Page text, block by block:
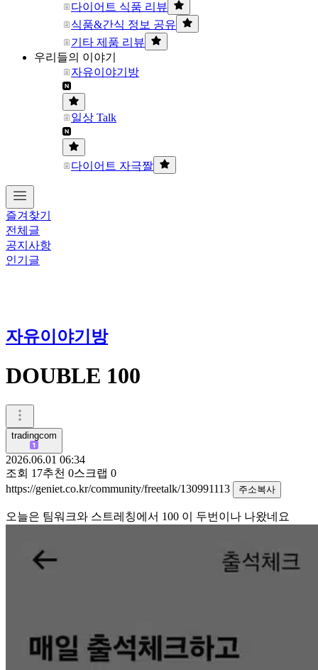
다이어트 식품 리뷰
식품&간식 정보 공유
기타 제품 리뷰
우리들의 이야기
자유이야기방
일상 Talk
다이어트 자극짤
즐겨찾기
전체글
공지사항
인기글
자유이야기방
DOUBLE 100
tradingcom
2026.06.01 06:34
조회 17추천 0스크랩 0
https://geniet.co.kr/community/freetalk/130991113
주소복사
오늘은 팀워크와 스트레칭에서 100 이 두번이나 나왔네요